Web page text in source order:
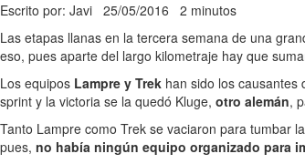
Escrito por: Javi 25/05/2016 2 minutos
Las etapas llanas en la tercera semana de una
eso, pues aparte del largo kilometraje hay que
Los equipos Lampre y Trek han sido los causantes
sprint y la victoria se la quedó Kluge, otro alemán,
Tanto Lampre como Trek se vaciaron para tumbar
pues, no había ningún equipo organizado para